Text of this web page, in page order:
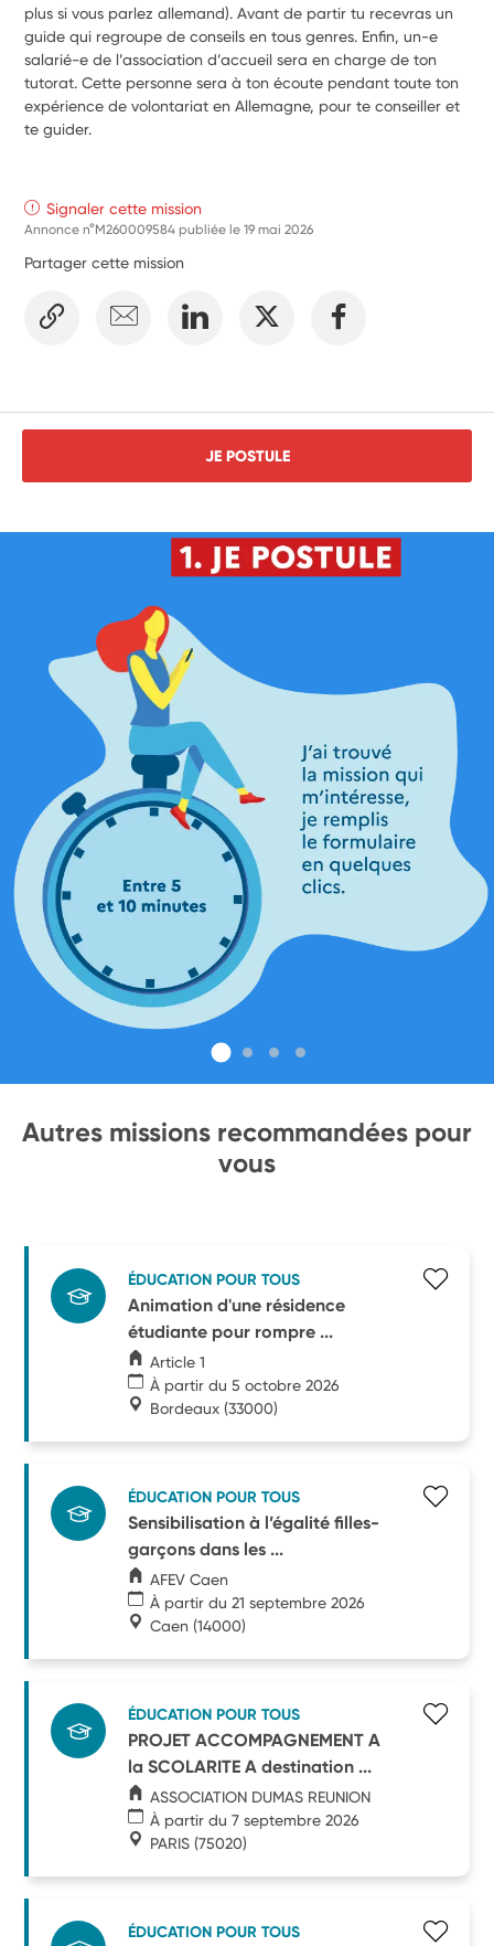
plus si vous parlez allemand). Avant de partir tu recevras un
guide qui regroupe de conseils en tous genres. Enfin, un-e
salarié-e de l’association d’accueil sera en charge de ton
tutorat. Cette personne sera à ton écoute pendant toute ton
expérience de volontariat en Allemagne, pour te conseiller et
te guider.
Signaler cette mission
Annonce n°M260009584 publiée le19 mai 2026
Partager cette mission
JE POSTULE
Autres missions recommandées pour
vous
ÉDUCATION POUR TOUS
Animation d'une résidence
étudiante pour rompre ...
Article 1
À partir du 5 octobre 2026
Bordeaux (33000)
ÉDUCATION POUR TOUS
Sensibilisation à l’égalité filles-
garçons dans les ...
AFEV Caen
À partir du 21 septembre 2026
Caen (14000)
ÉDUCATION POUR TOUS
PROJET ACCOMPAGNEMENT A
la SCOLARITE A destination ...
ASSOCIATION DUMAS REUNION
À partir du 7 septembre 2026
PARIS (75020)
ÉDUCATION POUR TOUS